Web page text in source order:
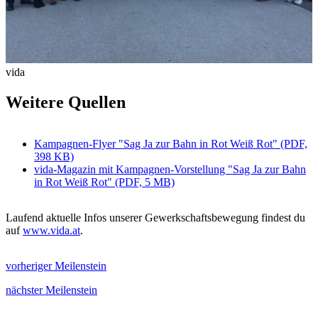
vida
Weitere Quellen
Kampagnen-Flyer "Sag Ja zur Bahn in Rot Weiß Rot" (PDF,
398 KB)
vida-Magazin mit Kampagnen-Vorstellung "Sag Ja zur Bahn
in Rot Weiß Rot" (PDF, 5 MB)
Laufend aktuelle Infos unserer Gewerkschaftsbewegung findest du
aufwww.vida.at.
vorheriger Meilenstein
nächster Meilenstein